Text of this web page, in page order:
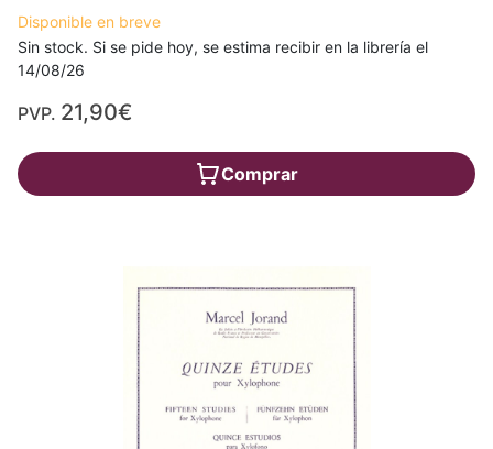
Disponible en breve
Sin stock. Si se pide hoy, se estima recibir en la librería el
14/08/26
PVP. 21,90€
Comprar